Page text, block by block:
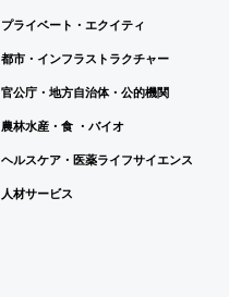
プライベート・エクイティ
都市・インフラストラクチャー
官公庁・地方自治体・公的機関
農林水産・食 ・バイオ
ヘルスケア・医薬ライフサイエンス
人材サービス